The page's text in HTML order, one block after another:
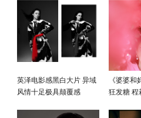
英泽电影感黑白大片 异域
风情十足极具颠覆感
《婆婆和
狂发糖 程